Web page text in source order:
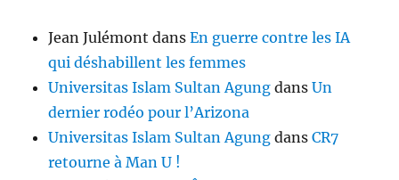
Jean Julémont dansEn guerre contre les IA
qui déshabillent les femmes
Universitas Islam Sultan Agung dansUn
dernier rodéo pour l’Arizona
Universitas Islam Sultan Agung dansCR7
retourne à Man U !